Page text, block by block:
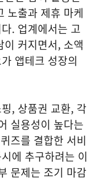
노출과 제휴 마케
. 업계에서는 고
이 커지면서, 소액
앱테크 성장의
, 상품권 교환, 각
실용성이 높다는
즈를 결합한 서비
에 추구하려는 이
문제는 조기 마감